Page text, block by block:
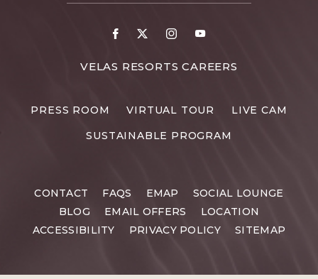
DETAILS
FacebookInstagramYoutube
VELAS RESORTS CAREERS
PRESS ROOM VIRTUAL TOUR
LIVE CAM
SUSTAINABLE PROGRAM
CONTACT FAQS EMAP
SOCIAL LOUNGE
BLOG
EMAIL OFFERS
LOCATION
ACCESSIBILITY
PRIVACY POLICY SITEMAP